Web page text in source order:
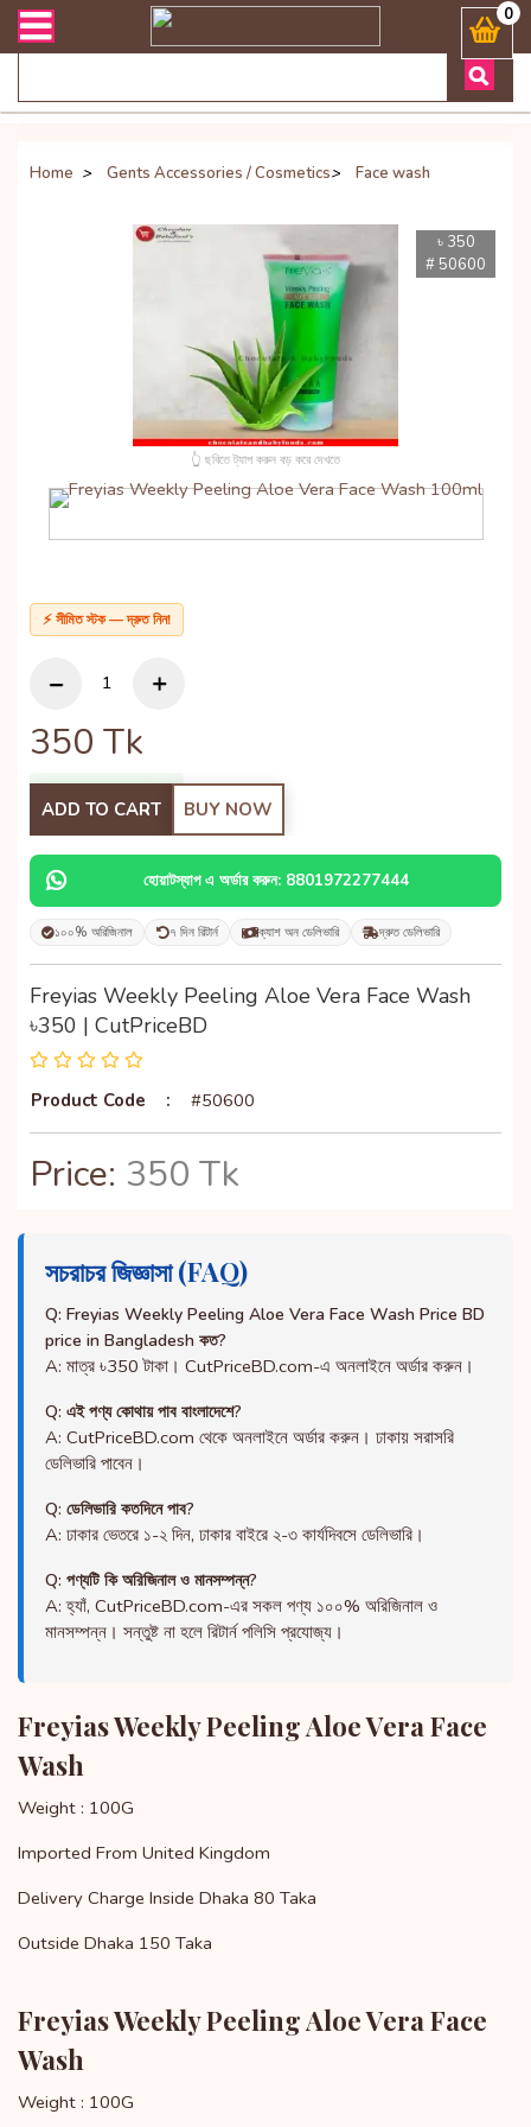
সংক্রান্ত যেকোনো জিজ্ঞাসায় কল করুনঃ ( Whatsapp ) 0
Home > Gents Accessories / Cosmetics> Face wash
৳ 350
# 50600
👆 ছবিতে ট্যাপ করুন বড় করে দেখতে
⚡ সীমিত স্টক — দ্রুত নিন!
350 Tk
ADD TO CART BUY NOW
হোয়াটস্যাপ এ অর্ডার করুন: 8801972277444
১০০% অরিজিনাল ৭ দিন রিটার্ন ক্যাশ অন ডেলিভারি দ্রুত ডেলিভারি
Freyias Weekly Peeling Aloe Vera Face Wash
৳350 | CutPriceBD
Product Code : #50600
Price: 350 Tk
সচরাচর জিজ্ঞাসা (FAQ)
Q: Freyias Weekly Peeling Aloe Vera Face Wash Price BD
price in Bangladesh কত?
A: মাত্র ৳350 টাকা। CutPriceBD.com-এ অনলাইনে অর্ডার করুন।
Q: এই পণ্য কোথায় পাব বাংলাদেশে?
A: CutPriceBD.com থেকে অনলাইনে অর্ডার করুন। ঢাকায় সরাসরি
ডেলিভারি পাবেন।
Q: ডেলিভারি কতদিনে পাব?
A: ঢাকার ভেতরে ১-২ দিন, ঢাকার বাইরে ২-৩ কার্যদিবসে ডেলিভারি।
Q: পণ্যটি কি অরিজিনাল ও মানসম্পন্ন?
A: হ্যাঁ, CutPriceBD.com-এর সকল পণ্য ১০০% অরিজিনাল ও
মানসম্পন্ন। সন্তুষ্ট না হলে রিটার্ন পলিসি প্রযোজ্য।
Freyias Weekly Peeling Aloe Vera Face
Wash
Weight : 100G
Imported From United Kingdom
Delivery Charge Inside Dhaka 80 Taka
Outside Dhaka 150 Taka
Freyias Weekly Peeling Aloe Vera Face
Wash
Weight : 100G